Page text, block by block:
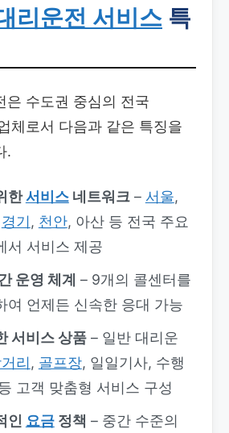
리운전 서비스 특
은 수도권 중심의 전국
체로서 다음과 같은 특징을
.
한서비스네트워크– 서울,
경기, 천안, 아산 등 전국 주요
서 서비스 제공
운영 체계 – 9개의 콜센터를
여 언제든 신속한 응대 가능
서비스 상품– 일반 대리운
리, 골프장, 일일기사, 수행
고객 맞춤형 서비스 구성
인 요금정책 – 중간 수준의